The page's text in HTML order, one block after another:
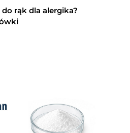
rąk dla alergika?